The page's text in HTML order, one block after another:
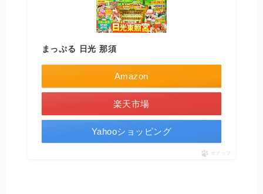
まっぷる 日光 那須
Amazon
楽天市場
Yahooショッピング
ポチップ